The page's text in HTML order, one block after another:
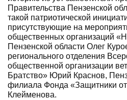
Правительства Пензенской
такой патриотической
присутствующие на
общественных организаций
Пензенской области Олег
регионального отделения
общественной организации
Братство» Юрий Краснов,
филиала Фонда «Защитники
Клейменова.